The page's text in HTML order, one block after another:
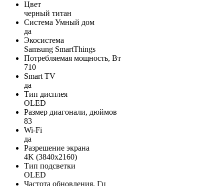
Цвет
черный титан
Система Умный дом
да
Экосистема
Samsung SmartThings
Потребляемая мощность, Вт
710
Smart TV
да
Тип дисплея
OLED
Размер диагонали, дюймов
83
Wi-Fi
да
Разрешение экрана
4K (3840x2160)
Тип подсветки
OLED
Частота обновления, Гц